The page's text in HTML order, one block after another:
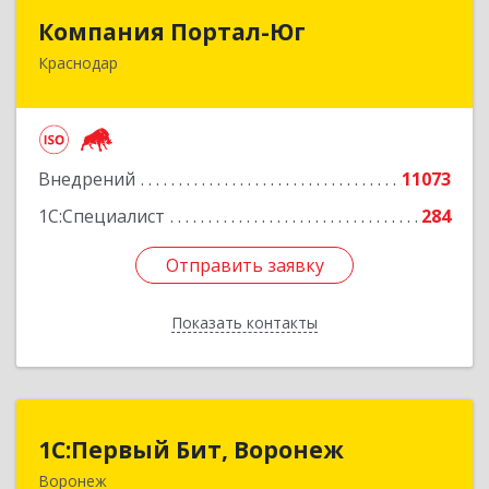
Компания Портал-Юг
Краснодар
Внедрений
11073
1С:Специалист
284
Отправить заявку
Показать контакты
350020, Краснодарский край, Краснодар г,
Отправить заявку
Назад
1С:Первый Бит, Воронеж
Воронеж
1С:Первый Бит, Воронеж